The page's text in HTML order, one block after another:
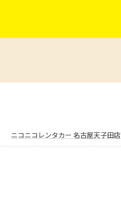
ニコニコレンタカー 名古屋天子田店